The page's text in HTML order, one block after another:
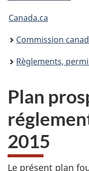
Vous
êtes
ici
Canada.ca
Commission
Règlements,
Plan
2015
Le présent plan